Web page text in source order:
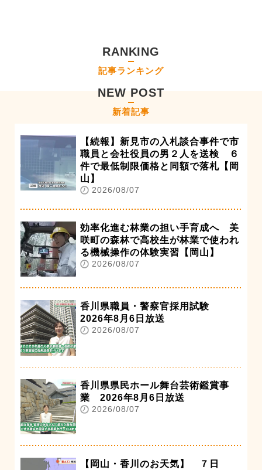
RANKING
記事ランキング
NEW POST
新着記事
【続報】新見市の入札談合事件で市
職員と会社役員の男２人を送検 ６
件で最低制限価格と同額で落札【岡
山】
2026/08/07
効率化進む林業の担い手育成へ 美
咲町の森林で高校生が林業で使われ
る機械操作の体験実習【岡山】
2026/08/07
香川県職員・警察官採用試験
2026年8月6日放送
2026/08/07
香川県県民ホール舞台芸術鑑賞事
業 2026年8月6日放送
2026/08/07
【岡山・香川のお天気】 ７日